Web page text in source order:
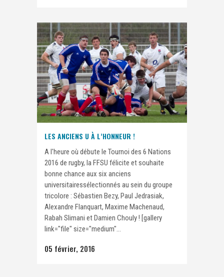
LES ANCIENS U À L’HONNEUR !
A l'heure où débute le Tournoi des 6 Nations
2016 de rugby, la FFSU félicite et souhaite
bonne chance aux six anciens
universitairessélectionnés au sein du groupe
tricolore : Sébastien Bezy, Paul Jedrasiak,
Alexandre Flanquart, Maxime Machenaud,
Rabah Slimani et Damien Chouly ! [gallery
link="file" size="medium"...
05 février, 2016